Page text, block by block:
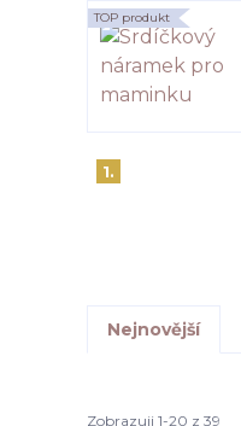
1.
TOP produkt
Nejnovější
Zobrazuji 1-20 z 39